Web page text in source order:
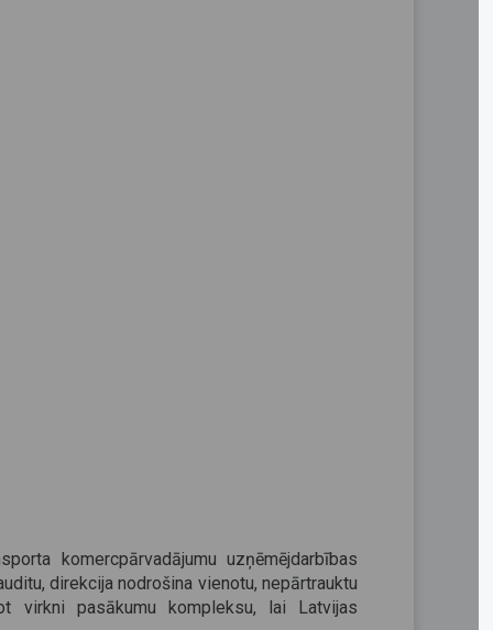
komercpārvadājumu uzņēmējdarbības
direkcija nodrošina vienotu, nepārtrauktu
virkni pasākumu kompleksu, lai Latvijas